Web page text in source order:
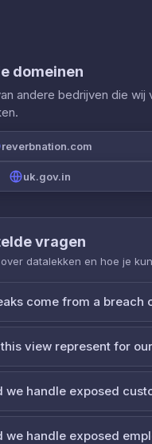
domeinen
andere bedrijven die
reverbnation.com
uk.gov.in
vragen
datalekken en hoe je
come from a breach
view represent for
we handle exposed
we handle exposed